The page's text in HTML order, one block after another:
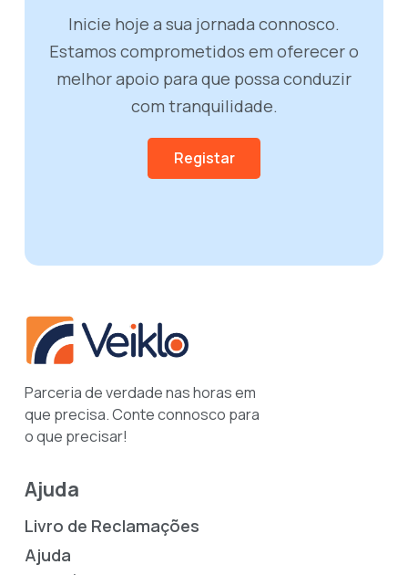
Inicie hoje a sua jornada connosco.
Estamos comprometidos em oferecer o
melhor apoio para que possa conduzir
com tranquilidade.
Registar
Parceria de verdade nas horas em
que precisa. Conte connosco para
o que precisar!
Ajuda
Livro de Reclamações
Ajuda